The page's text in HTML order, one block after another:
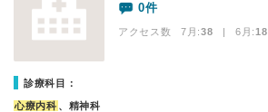
0件
アクセス数 7月:38 | 6月:18
診療科目：
心療内科 、精神科